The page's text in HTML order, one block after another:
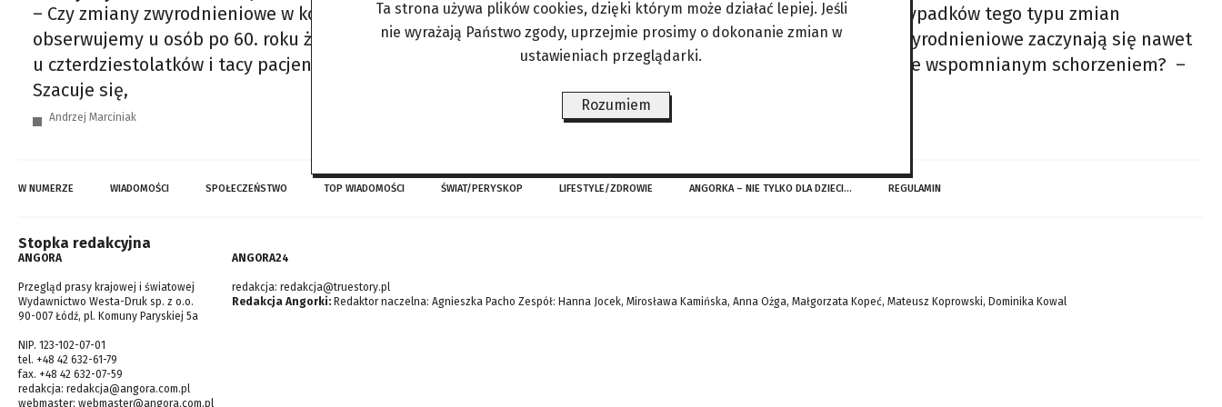
– Czy zmiany zwyrodnieniowe w kolanach dotyczą wyłącznie ludzi starszych? – Rzeczywiście, najwięcej przypadków tego typu zmian
obserwujemy u osób po 60. roku życia, ale nie znaczy to, że problem nie dotyczy też młodszych. Procesy zwyrodnieniowe zaczynają się nawet
u czterdziestolatków i tacy pacjenci też trafiają do ortopedów. – Jak duża część społeczeństwa zmaga się ze wspomnianym schorzeniem? –
Szacuje się,
Andrzej Marciniak
W NUMERZE WIADOMOŚCI SPOŁECZEŃSTWO TOP WIADOMOŚCI ŚWIAT/PERYSKOP LIFESTYLE/ZDROWIE ANGORKA – NIE TYLKO DLA DZIECI… REGULAMIN
Stopka redakcyjna
ANGORA
Przegląd prasy krajowej i światowej
Wydawnictwo Westa-Druk sp. z o.o.
90-007 Łódź, pl. Komuny Paryskiej 5a
NIP. 123-102-07-01
tel. +48 42 632-61-79
fax. +48 42 632-07-59
redakcja: redakcja@angora.com.pl
webmaster: webmaster@angora.com.pl
ANGORA24
redakcja: redakcja@truestory.pl
Redakcja Angorki: Redaktor naczelna: Agnieszka Pacho Zespół: Hanna Jocek, Mirosława Kamińska, Anna Ożga, Małgorzata Kopeć, Mateusz Koprowski, Dominika Kowal
Ta strona używa plików cookies, dzięki którym może działać lepiej. Jeśli
nie wyrażają Państwo zgody, uprzejmie prosimy o dokonanie zmian w
ustawieniach przeglądarki.
Rozumiem